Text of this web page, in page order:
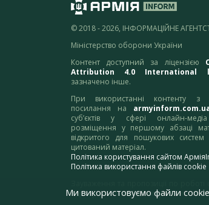
© 2018 - 2026, ІНФОРМАЦІЙНЕ
Міністерство оборони України
Контент доступний за ліцензією
Attribution 4.0 International
зазначено інше.
При використанні контенту з
посилання на
суб’єктів у сфері онлайн-
розміщення у першому абзаці
відкритого для пошукових систем
цитований матеріал.
Політика користування сайтом
Політика використання файлів cookie
адресу:
Ми використовуємо файли